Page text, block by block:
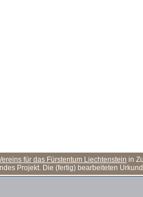
für das Fürstentum Liechtenstein in
Projekt. Die (fertig) bearbeiteten